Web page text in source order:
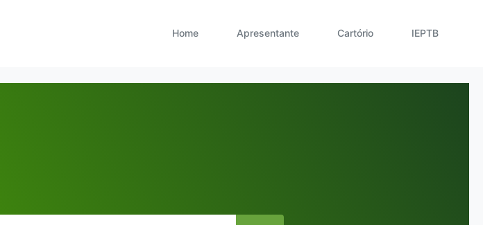
Home Apresentante Cartório IEPTB